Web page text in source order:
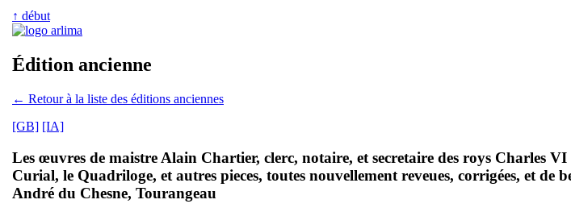
↑ début
Édition ancienne
← Retour à la liste des éditions anciennes
[GB] [IA]
Les œuvres de maistre Alain Chartier, clerc, notaire, et secretaire des roys Charles
Curial, le Quadriloge, et autres pieces, toutes nouvellement reveues, corrigées, et de
André du Chesne, Tourangeau